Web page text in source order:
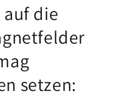
Tier
die
setzen: